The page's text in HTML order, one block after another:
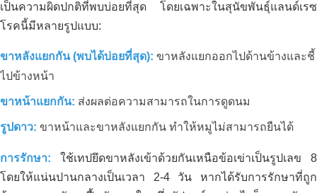
เป็นความผิดปกติที่พบบ่อยที่สุด โดยเฉพาะในสุนัขพันธุ์แลนด์เรซ
โรคนี้มีหลายรูปแบบ:
ขาหลังแยกกัน (พบได้บ่อยที่สุด): ขาหลังแยกออกไปด้านข้างและชี้
ไปข้างหน้า
ขาหน้าแยกกัน: ส่งผลต่อความสามารถในการดูดนม
รูปดาว: ขาหน้าและขาหลังแยกกัน ทำให้หมูไม่สามารถยืนได้
การรักษา: ใช้เทปยึดขาหลังเข้าด้วยกันเหนือข้อเข่าเป็นรูปเลข 8
โดยให้แน่นปานกลางเป็นเวลา 2-4 วัน หากได้รับการรักษาที่ถูก